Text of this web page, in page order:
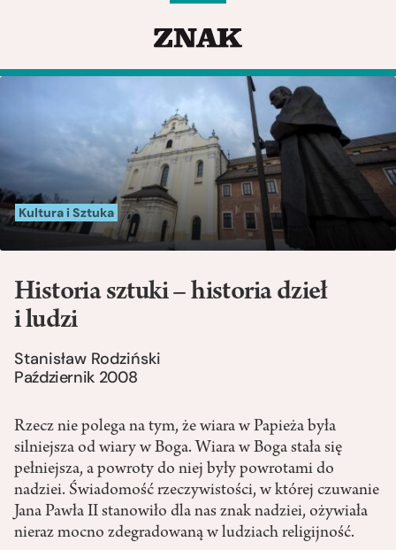
Kultura i Sztuka
Historia sztuki – historia dzieł
i ludzi
Stanisław Rodziński
Październik 2008
Rzecz nie polega na tym, że wiara w Papieża była
silniejsza od wiary w Boga. Wiara w Boga stała się
pełniejsza, a powroty do niej były powrotami do
nadziei. Świadomość rzeczywistości, w której czuwanie
Jana Pawła II stanowiło dla nas znak nadziei, ożywiała
nieraz mocno zdegradowaną w ludziach religijność.